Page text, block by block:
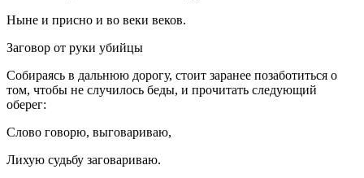
Ныне и присно и во веки веков.
Заговор от руки убийцы
Собираясь в дальнюю дорогу, стоит заранее позаботиться о
том, чтобы не случилось беды, и прочитать следующий
оберег:
Слово говорю, выговариваю,
Лихую судьбу заговариваю.